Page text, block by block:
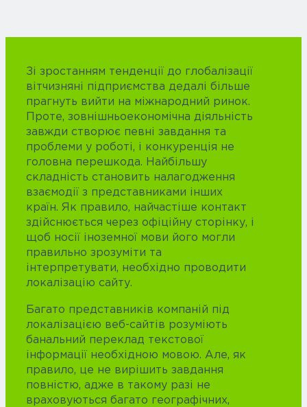
Зі зростанням тенденції до глобалізації
вітчизняні підприємства дедалі більше
прагнуть вийти на міжнародний ринок.
Проте, зовнішньоекономічна діяльність
завжди створює певні завдання та
проблеми у роботі, і конкуренція не
головна перешкода. Найбільшу
складність становить налагодження
взаємодії з представниками інших
країн. Як правило, найчастіше контакт
здійснюється через офіційну сторінку, і
щоб носії іноземної мови його могли
правильно зрозуміти та
інтерпретувати, необхідно проводити
локалізацію сайту.
Багато представників компаній під
локалізацією веб-сайтів розуміють
банальний переклад текстової
інформації необхідною мовою. Але, як
правило, це не вирішить завдання
повністю, адже в такому разі не
враховуються багато географічних,